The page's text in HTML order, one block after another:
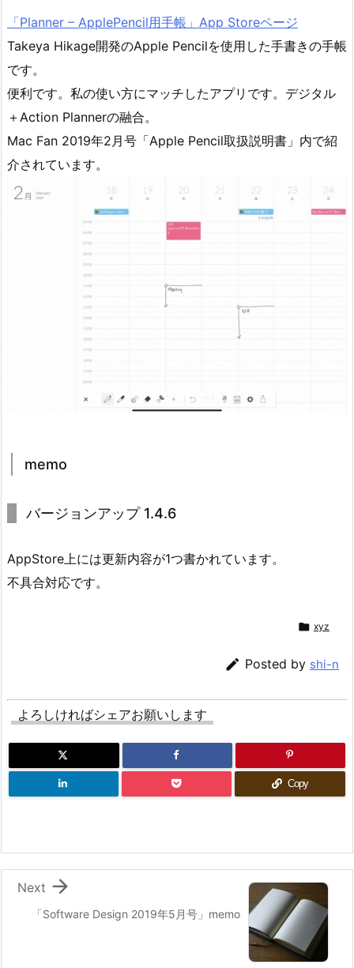
「Planner – ApplePencil用手帳」App Storeページ
Takeya Hikage開発のApple Pencilを使用した手書きの手帳
です。
便利です。私の使い方にマッチしたアプリです。デジタル
＋Action Plannerの融合。
Mac Fan 2019年2月号「Apple Pencil取扱説明書」内で紹
介されています。
memo
バージョンアップ 1.4.6
AppStore上には更新内容が1つ書かれています。
不具合対応です。
 xyz
 Posted by shi-n
よろしければシェアお願いします
Copy
「Software Design 2019年5月号」memo

Next